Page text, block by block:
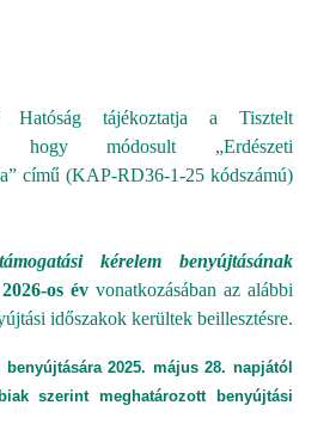
tájékoztatja a Tisztelt
hogy módosult „Erdészeti
című (KAP-RD36-1-25 kódszámú)
kérelem benyújtásának
2026-os év vonatkozásában az alábbi
időszakok kerültek beillesztésre.
2025. május 28. napjától
szerint meghatározott benyújtási